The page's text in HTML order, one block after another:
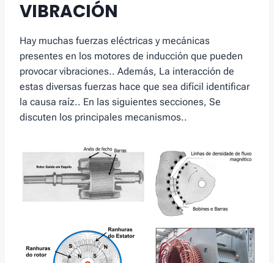
VIBRACIÓN
Hay muchas fuerzas eléctricas y mecánicas
presentes en los motores de inducción que pueden
provocar vibraciones.. Además, La interacción de
estas diversas fuerzas hace que sea difícil identificar
la causa raíz.. En las siguientes secciones, Se
discuten los principales mecanismos..